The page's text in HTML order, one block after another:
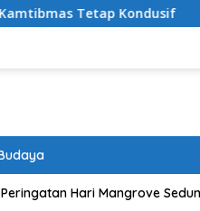
Kondusif Pastikan
Hari Mangrove